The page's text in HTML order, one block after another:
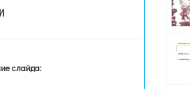
слайда: